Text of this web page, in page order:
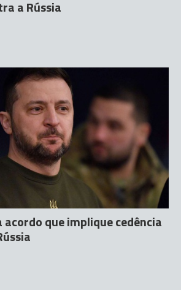
a Rússia
que implique cedência